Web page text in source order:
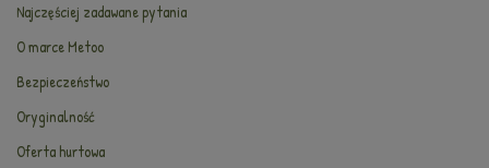
Najczęściej zadawane pytania
O marce Metoo
Bezpieczeństwo
Oryginalność
Oferta hurtowa